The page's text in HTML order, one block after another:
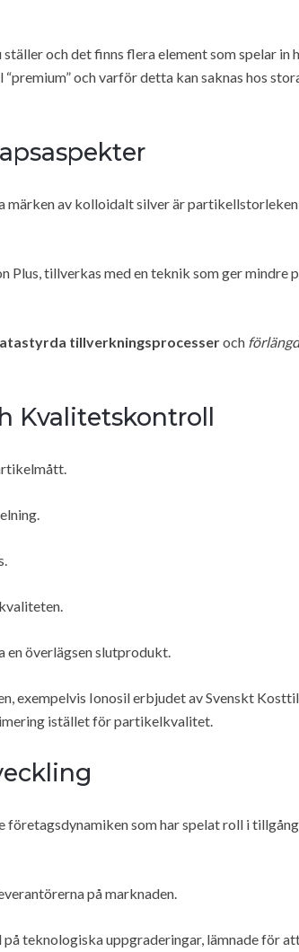
och det finns flera element som spelar in
och varför detta kan saknas hos
märken av kolloidalt silver är
Plus, tillverkas med en teknik som ger mindre
tillverkningsprocesseroch
Kvalitetskontroll
en överlägsen slutprodukt.
exempelvis Ionosil erbjudet av Svenskt
istället för partikelkvalitet.
företagsdynamiken som har spelat roll i
på marknaden.
teknologiska uppgraderingar, lämnade för